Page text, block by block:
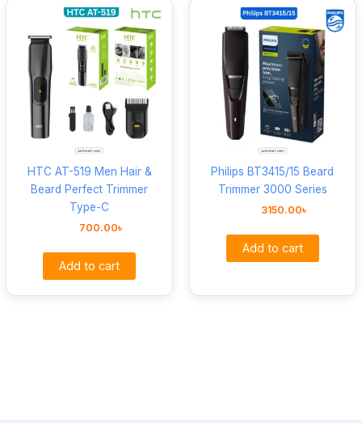
HTC AT-519 Men Hair &
Beard Perfect Trimmer
Type-C
700.00৳
Add to cart
Philips BT3415/15 Beard
Trimmer 3000 Series
3150.00৳
Add to cart